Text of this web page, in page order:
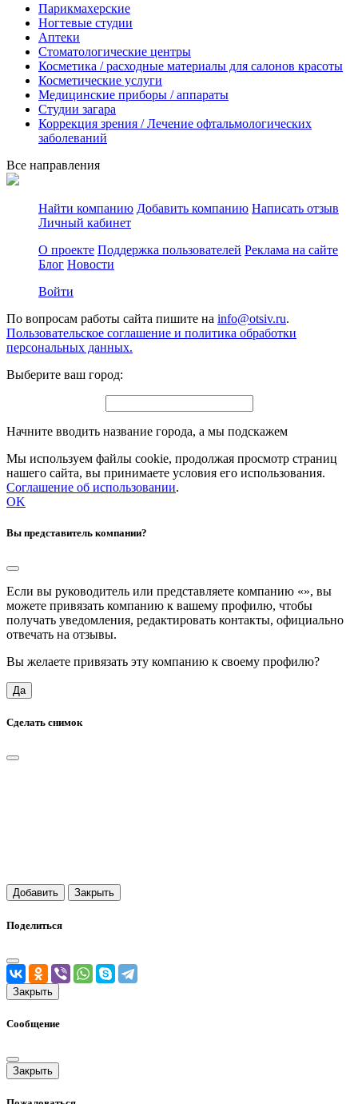
Парикмахерские
Ногтевые студии
Аптеки
Стоматологические центры
Косметика / расходные материалы для салонов красоты
Косметические услуги
Медицинские приборы / аппараты
Студии загара
Коррекция зрения / Лечение офтальмологических
заболеваний
Все направления
Найти компанию Добавить компанию Написать отзыв
Личный кабинет
О проекте Поддержка пользователей Реклама на сайте
Блог Новости
Войти
По вопросам работы сайта пишите на info@otsiv.ru.
Пользовательское соглашение и политика обработки
персональных данных.
Выберите ваш город:
Начните вводить название города, а мы подскажем
Мы используем файлы cookie, продолжая просмотр страниц
нашего сайта, вы принимаете условия его использования.
Соглашение об использовании.
OK
Вы представитель компании?
Если вы руководитель или представляете компанию «», вы
можете привязать компанию к вашему профилю, чтобы
получать уведомления, редактировать контакты, официально
отвечать на отзывы.
Вы желаете привязать эту компанию к своему профилю?
Да
Сделать снимок
Добавить Закрыть
Поделиться
Закрыть
Сообщение
Закрыть